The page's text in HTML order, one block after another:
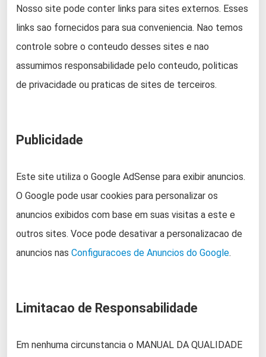
Nosso site pode conter links para sites externos. Esses
links sao fornecidos para sua conveniencia. Nao temos
controle sobre o conteudo desses sites e nao
assumimos responsabilidade pelo conteudo, politicas
de privacidade ou praticas de sites de terceiros.
Publicidade
Este site utiliza o Google AdSense para exibir anuncios.
O Google pode usar cookies para personalizar os
anuncios exibidos com base em suas visitas a este e
outros sites. Voce pode desativar a personalizacao de
anuncios nas Configuracoes de Anuncios do Google.
Limitacao de Responsabilidade
Em nenhuma circunstancia o MANUAL DA QUALIDADE